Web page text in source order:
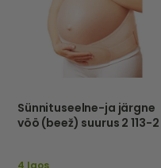
Sünnituseelne-ja järgne
vöö (beež) suurus 2 113-2